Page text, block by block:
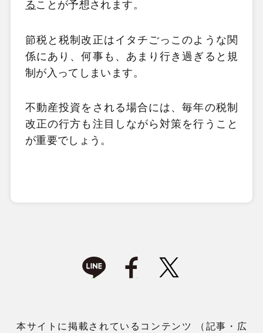
る ことが予想されます。
節税と税制改正はイタチごっこのような関
係にあり、何事も、あまり行き過ぎると規
制が入ってしまいます。
不動産投資をされる場合には、毎年の税制
改正の行方も注目しながら対策を行うこと
が重要でしょう。
本サイトに掲載されているコンテンツ （記事・広